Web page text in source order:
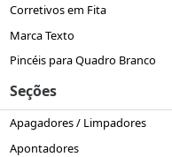
Corretivos em Fita
Marca Texto
Pincéis para Quadro Branco
Seções
Apagadores / Limpadores
Apontadores